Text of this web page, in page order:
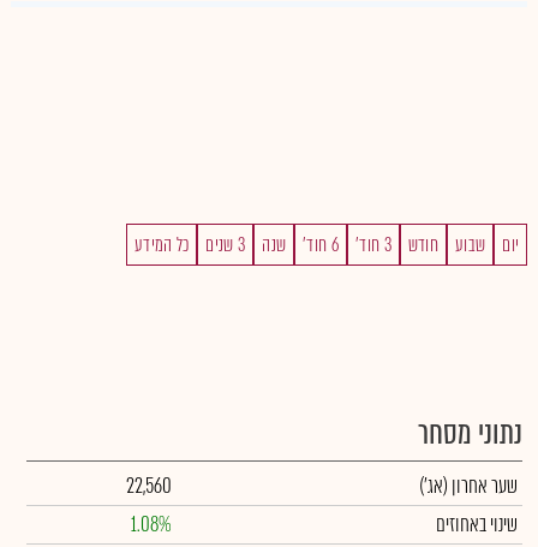
יום שבוע חודש 3 חוד' 6 חוד' שנה 3 שנים כל המידע
נתוני מסחר
שער אחרון (אג')
22,560
שינוי באחוזים
1.08%